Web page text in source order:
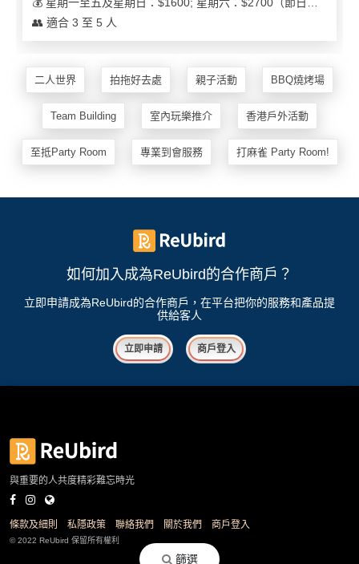
篩選
👥 適合 3 至 5 人
二人世界 拍拖好去處 親子活動 BBQ燒烤場
Team Building 室內玩樂推介 香港戶外活動
至抵Party Room 專業到會服務 打麻雀 Party Room!
如何加入成為ReUbird的合作商戶？
立即申請成為ReUbird的合作商戶，在平台把你的服務和產品提
供給客人
立即申請 商戶登入
與重要的人共度精彩難忘時光
條款及細則 私隱政策 聯絡我們 關於我們 商戶登入
© 2022 ReUbird 保留所有權利